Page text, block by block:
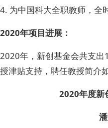
4. 为中国科大全职教师，全
2020年项目进展：
2020年，新创基金会共支
授津贴支持，聘任教授简介如
2020年度新